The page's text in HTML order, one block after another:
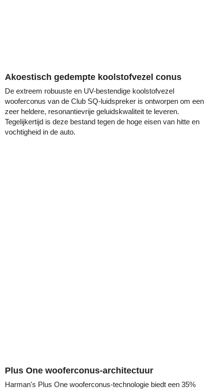
Akoestisch gedempte koolstofvezel conus
De extreem robuuste en UV-bestendige koolstofvezel
wooferconus van de Club SQ-luidspreker is ontworpen om een
zeer heldere, resonantievrije geluidskwaliteit te leveren.
Tegelijkertijd is deze bestand tegen de hoge eisen van hitte en
vochtigheid in de auto.
Plus One wooferconus-architectuur
Harman's Plus One wooferconus-technologie biedt een 35%